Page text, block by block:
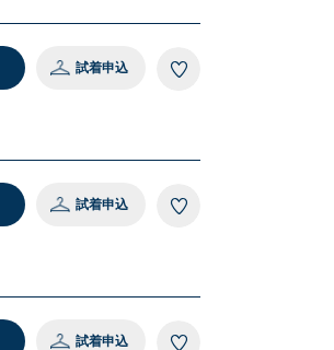
試着申込
試着申込
試着申込